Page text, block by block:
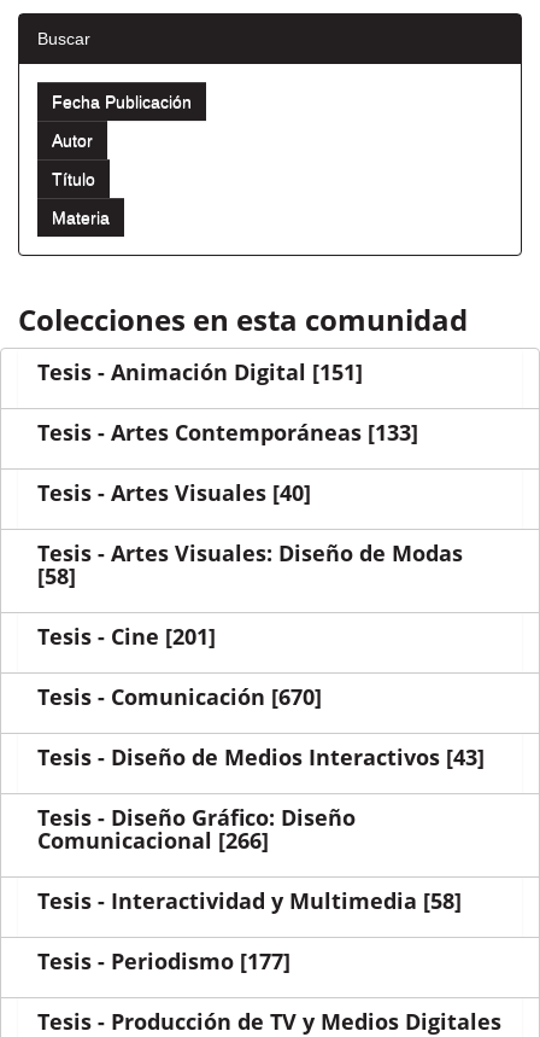
Buscar
Colecciones en esta comunidad
Tesis - Animación Digital [151]
Tesis - Artes Contemporáneas [133]
Tesis - Artes Visuales [40]
Tesis - Artes Visuales: Diseño de Modas
[58]
Tesis - Cine [201]
Tesis - Comunicación [670]
Tesis - Diseño de Medios Interactivos [43]
Tesis - Diseño Gráfico: Diseño
Comunicacional [266]
Tesis - Interactividad y Multimedia [58]
Tesis - Periodismo [177]
Tesis - Producción de TV y Medios Digitales